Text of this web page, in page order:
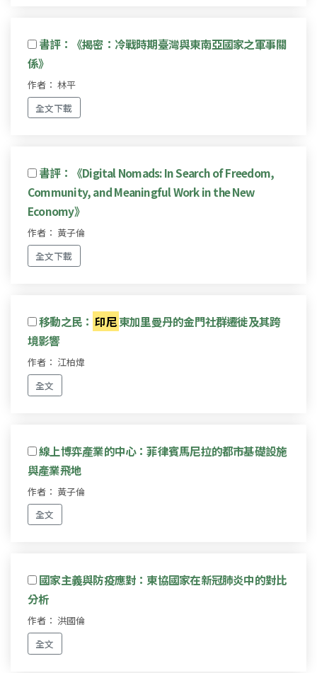
書評：《揭密：冷戰時期臺灣與東南亞國家之軍事關
係》
作者： 林平
全文下載
書評：《Digital Nomads: In Search of Freedom,
Community, and Meaningful Work in the New
Economy》
作者： 黃子倫
全文下載
移動之民： 印尼東加里曼丹的金門社群遷徙及其跨
境影響
作者： 江柏煒
全文
線上博弈產業的中心：菲律賓馬尼拉的都市基礎設施
與產業飛地
作者： 黃子倫
全文
國家主義與防疫應對：東協國家在新冠肺炎中的對比
分析
作者： 洪國倫
全文